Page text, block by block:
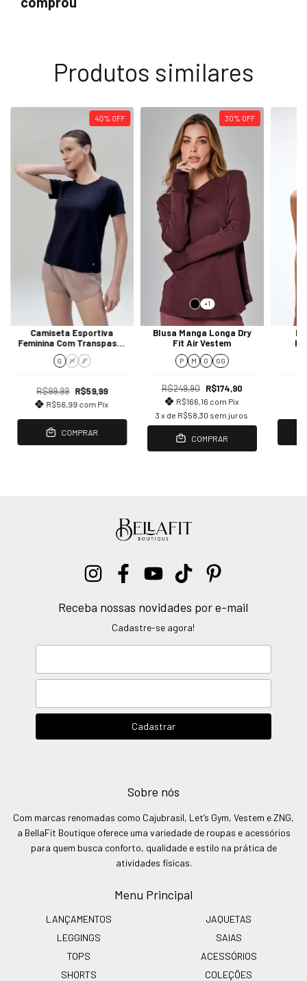
Produtos similares
40% OFF
Camiseta Esportiva
Feminina Com Transpasse
Easy Care Hering Sports
G M P
R$99,99 R$59,99
R$56,99 com Pix
COMPRAR
30% OFF
+1
Blusa Manga Longa Dry
Fit Air Vestem
P M G GG
R$249,90 R$174,90
R$166,16 com Pix
3 x de R$58,30 sem juros
COMPRAR
Receba nossas novidades por e-mail
Cadastre-se agora!
Sobre nós
Com marcas renomadas como Cajubrasil, Let’s Gym, Vestem e ZNG,
a BellaFit Boutique oferece uma variedade de roupas e acessórios
para quem busca conforto, qualidade e estilo na prática de
atividades físicas.
Menu Principal
LANÇAMENTOS
LEGGINGS
TOPS
SHORTS
JAQUETAS
SAIAS
ACESSÓRIOS
COLEÇÕES